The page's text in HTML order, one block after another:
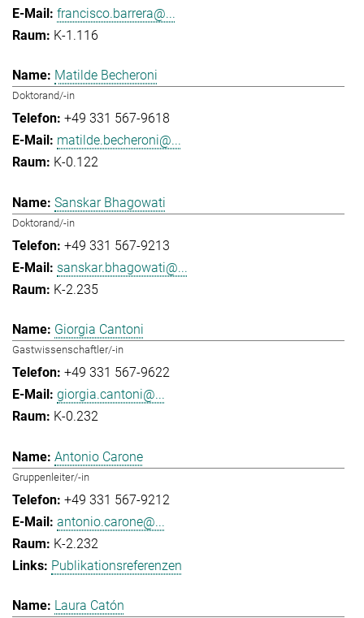
francisco.barrera@...
K-1.116
Matilde Becheroni
Doktorand/-in
+49 331 567-9618
matilde.becheroni@...
K-0.122
Sanskar Bhagowati
Doktorand/-in
+49 331 567-9213
sanskar.bhagowati@...
K-2.235
Giorgia Cantoni
Gastwissenschaftler/-in
+49 331 567-9622
giorgia.cantoni@...
K-0.232
Antonio Carone
Gruppenleiter/-in
+49 331 567-9212
antonio.carone@...
K-2.232
Publikationsreferenzen
Laura Catón